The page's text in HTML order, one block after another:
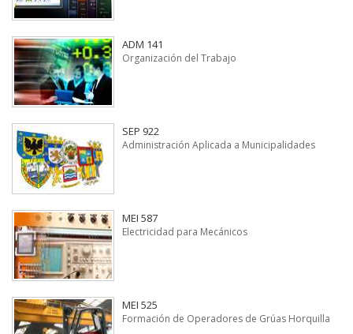
ADM 141
Organización del Trabajo
SEP 922
Administración Aplicada a Municipalidades
MEI 587
Electricidad para Mecánicos
MEI 525
Formación de Operadores de Grúas Horquilla